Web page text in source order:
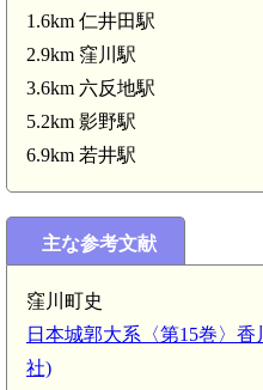
1.6km 仁井田駅
2.9km 窪川駅
3.6km 六反地駅
5.2km 影野駅
6.9km 若井駅
主な参考文献
窪川町史
日本城郭大系〈第15巻〉
社)
城(5.2km)